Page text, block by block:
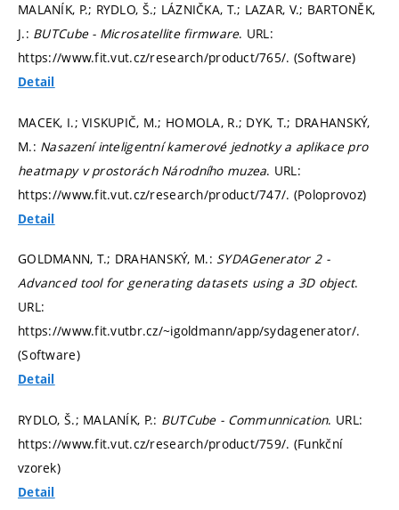
MALANÍK, P.; RYDLO, Š.; LÁZNIČKA, T.; LAZAR, V.; BARTONĚK,
J.: BUTCube - Microsatellite firmware. URL:
https://www.fit.vut.cz/research/product/765/. (Software)
Detail
MACEK, I.; VISKUPIČ, M.; HOMOLA, R.; DYK, T.; DRAHANSKÝ,
M.: Nasazení inteligentní kamerové jednotky a aplikace pro
heatmapy v prostorách Národního muzea. URL:
https://www.fit.vut.cz/research/product/747/. (Poloprovoz)
Detail
GOLDMANN, T.; DRAHANSKÝ, M.: SYDAGenerator 2 -
Advanced tool for generating datasets using a 3D object.
URL:
https://www.fit.vutbr.cz/~igoldmann/app/sydagenerator/.
(Software)
Detail
RYDLO, Š.; MALANÍK, P.: BUTCube - Communnication. URL:
https://www.fit.vut.cz/research/product/759/. (Funkční
vzorek)
Detail